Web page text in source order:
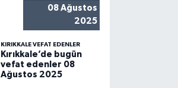
08 Ağustos
2025
KIRIKKALE VEFAT EDENLER
Kırıkkale’de bugün
vefat edenler 08
Ağustos 2025